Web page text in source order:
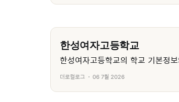
한성여자고등학교
한성여자고등학교의 학교 기본정
더로컬로그 06 7월 2026